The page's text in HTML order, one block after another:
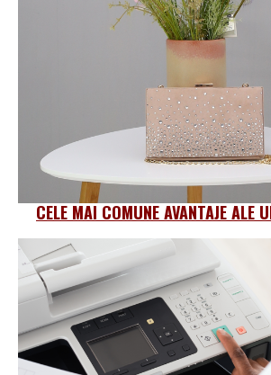
CELE MAI COMUNE AVANTAJE ALE